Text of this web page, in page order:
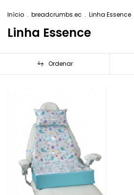
Início . breadcrumbs.ec . Linha Essence
Linha Essence
Ordenar